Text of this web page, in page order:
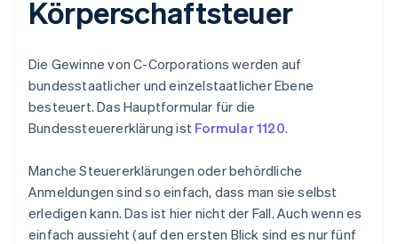
Körperschaftsteuer
Die Gewinne von C-Corporations werden auf
bundesstaatlicher und einzelstaatlicher Ebene
besteuert. Das Hauptformular für die
Bundessteuererklärung ist Formular 1120.
Manche Steuererklärungen oder behördliche
Anmeldungen sind so einfach, dass man sie selbst
erledigen kann.Das ist hier nicht der Fall. Auch wenn es
einfach aussieht (auf den ersten Blick sind es nur fünf